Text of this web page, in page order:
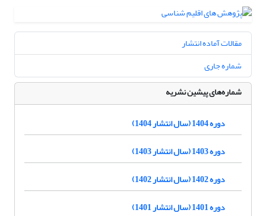
مقالات آماده انتشار
شماره جاری
شماره‌های پیشین نشریه
دوره 1404 (سال انتشار 1404)
دوره 1403 (سال انتشار 1403)
دوره 1402 (سال انتشار 1402)
دوره 1401 (سال انتشار 1401)